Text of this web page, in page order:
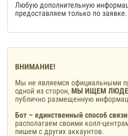
Любую дополнительную
предоставляем только по заявке.
ВНИМАНИЕ!
Мы не являемся официальными
одной из сторон, МЫ ИЩЕМ
публично размещенную
Бот – единственный способ
располагаем своими колл-
пишем с других аккаунтов.